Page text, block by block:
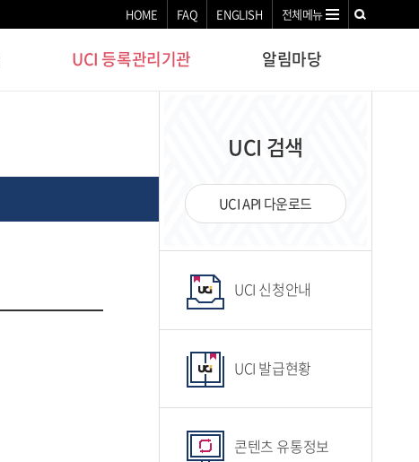
HOME FAQ ENGLISH 전체메뉴
UCI 등록관리기관 알림마당
UCI 검색
UCI API 다운로드
UCI 신청안내
UCI 발급현황
콘텐츠 유통정보